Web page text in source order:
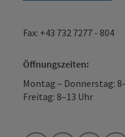
Fax: +43 732 7277 - 804
Öffnungszeiten:
Montag – Donnerstag:
Freitag: 8–13 Uhr